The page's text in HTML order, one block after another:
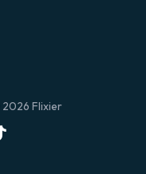
2026 Flixier